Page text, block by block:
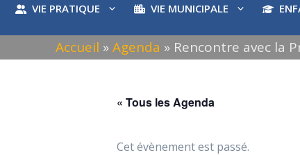
VIE PRATIQUE VIE MUNICIPALE
Accueil »Agenda » Rencontre avec la
« Tous les Agenda
Cet évènement est passé.